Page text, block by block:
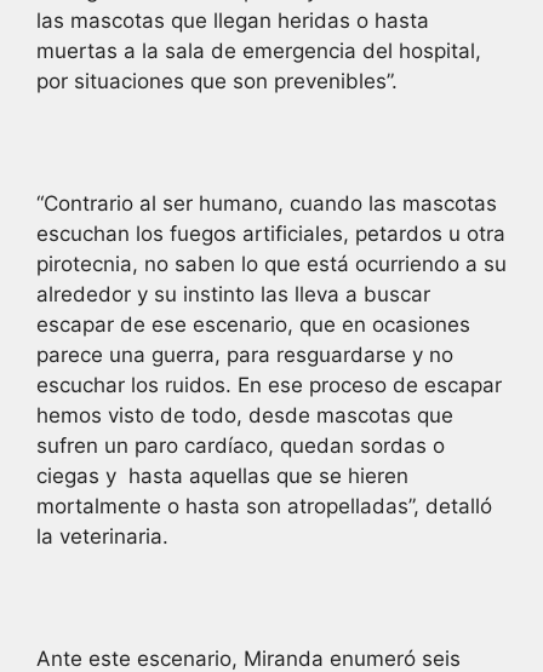
las mascotas que llegan heridas o hasta
muertas a la sala de emergencia del hospital,
por situaciones que son prevenibles”.
“Contrario al ser humano, cuando las mascotas
escuchan los fuegos artificiales, petardos u otra
pirotecnia, no saben lo que está ocurriendo a su
alrededor y su instinto las lleva a buscar
escapar de ese escenario, que en ocasiones
parece una guerra, para resguardarse y no
escuchar los ruidos. En ese proceso de escapar
hemos visto de todo, desde mascotas que
sufren un paro cardíaco, quedan sordas o
ciegas y hasta aquellas que se hieren
mortalmente o hasta son atropelladas”, detalló
la veterinaria.
Ante este escenario, Miranda enumeró seis